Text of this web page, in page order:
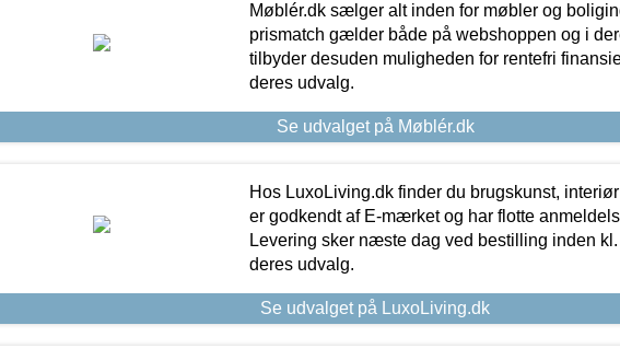
Møblér.dk sælger alt inden for møbler og
prismatch gælder både på webshoppen og i
tilbyder desuden muligheden for rentefri
deres udvalg.
Se udvalget på Møblér.dk
Hos LuxoLiving.dk finder du brugskunst,
er godkendt af E-mærket og har flotte
Levering sker næste dag ved bestilling inden
deres udvalg.
Se udvalget på LuxoLiving.dk